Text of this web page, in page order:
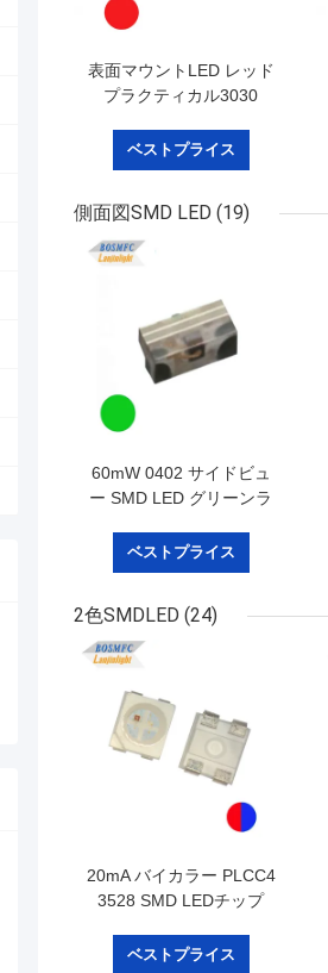
表面マウントLED レッド
プラクティカル3030
LEDPCBモジュール
ベストプライス
側面図SMD LED (19)
60mW 0402 サイドビュ
ー SMD LED グリーンラ
ップ インディケーターラ
イト
ベストプライス
2色SMDLED (24)
20mA バイカラー PLCC4
3528 SMD LEDチップ
ピン
ベストプライス